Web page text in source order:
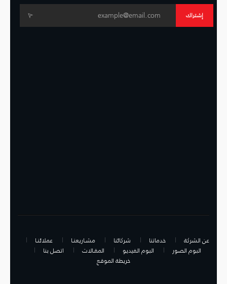
عن الشركة خدماتنا شركائنا مشـاريعنـا
عملائنـا
البوم الصور
البوم الفيديو المقـالات
اتصل بنا
خريطة الموقع